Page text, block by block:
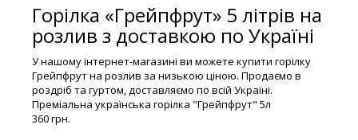
Горілка «Грейпфрут» 5 літрів на
розлив з доставкою по Україні
У нашому інтернет-магазині ви можете купити горілку
Грейпфрут на розлив за низькою ціною. Продаємо в
роздріб та гуртом, доставляємо по всій Україні.
Преміальна українська горілка "Грейпфрут" 5л
360 грн.